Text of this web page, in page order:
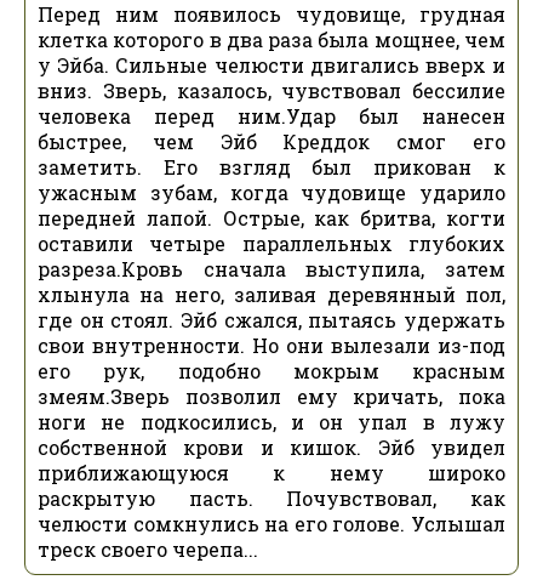
Перед ним появилось чудовище, грудная
клетка которого в два раза была мощнее, чем
у Эйба. Сильные челюсти двигались вверх и
вниз. Зверь, казалось, чувствовал бессилие
человека перед ним.Удар был нанесен
быстрее, чем Эйб Креддок смог его
заметить. Его взгляд был прикован к
ужасным зубам, когда чудовище ударило
передней лапой. Острые, как бритва, когти
оставили четыре параллельных глубоких
разреза.Кровь сначала выступила, затем
хлынула на него, заливая деревянный пол,
где он стоял. Эйб сжался, пытаясь удержать
свои внутренности. Но они вылезали из-под
его рук, подобно мокрым красным
змеям.Зверь позволил ему кричать, пока
ноги не подкосились, и он упал в лужу
собственной крови и кишок. Эйб увидел
приближающуюся к нему широко
раскрытую пасть. Почувствовал, как
челюсти сомкнулись на его голове. Услышал
треск своего черепа...